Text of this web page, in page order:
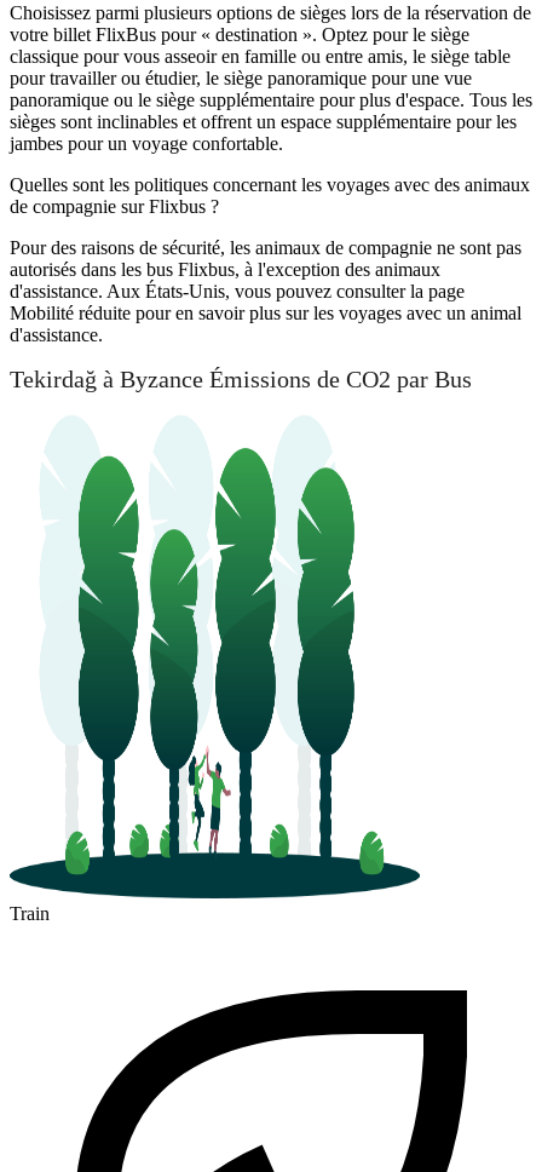
Choisissez parmi plusieurs options de sièges lors de la réservation de
votre billet FlixBus pour « destination ». Optez pour le siège
classique pour vous asseoir en famille ou entre amis, le siège table
pour travailler ou étudier, le siège panoramique pour une vue
panoramique ou le siège supplémentaire pour plus d'espace. Tous les
sièges sont inclinables et offrent un espace supplémentaire pour les
jambes pour un voyage confortable.
Quelles sont les politiques concernant les voyages avec des animaux
de compagnie sur Flixbus ?
Pour des raisons de sécurité, les animaux de compagnie ne sont pas
autorisés dans les bus Flixbus, à l'exception des animaux
d'assistance. Aux États-Unis, vous pouvez consulter la page
Mobilité réduite pour en savoir plus sur les voyages avec un animal
d'assistance.
Tekirdağ à Byzance Émissions de CO2 par Bus
Train